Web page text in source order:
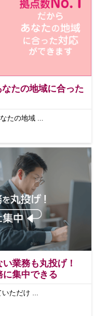
たの地域に合った
たの地域 ...
業務も丸投げ！
集中できる
ただけ ...